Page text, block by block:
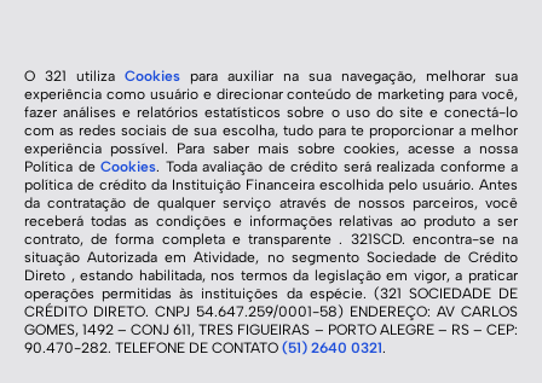
O 321 utiliza Cookies para auxiliar na sua navegação, melhorar sua
experiência como usuário e direcionar conteúdo de marketing para você,
fazer análises e relatórios estatísticos sobre o uso do site e conectá-lo
com as redes sociais de sua escolha, tudo para te proporcionar a melhor
experiência possível. Para saber mais sobre cookies, acesse a nossa
Política de Cookies. Toda avaliação de crédito será realizada conforme a
política de crédito da Instituição Financeira escolhida pelo usuário. Antes
da contratação de qualquer serviço através de nossos parceiros, você
receberá todas as condições e informações relativas ao produto a ser
contrato, de forma completa e transparente . 321SCD. encontra-se na
situação Autorizada em Atividade, no segmento Sociedade de Crédito
Direto , estando habilitada, nos termos da legislação em vigor, a praticar
operações permitidas às instituições da espécie. (321 SOCIEDADE DE
CRÉDITO DIRETO. CNPJ 54.647.259/0001-58) ENDEREÇO: AV CARLOS
GOMES, 1492 – CONJ 611, TRES FIGUEIRAS – PORTO ALEGRE – RS – CEP:
90.470-282. TELEFONE DE CONTATO (51) 2640 0321.